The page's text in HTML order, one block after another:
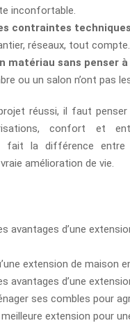
inconfortable.
contraintes
réseaux, tout compte.
matériau sans penser à
ou un salon n’ont pas
réussi, il faut penser
confort et
fait la différence entre
amélioration de vie.
avantages d’une
extension de maison
avantages d’une
ses combles pour
extension pour